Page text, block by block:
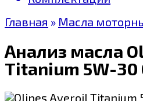
Главная » Масла
Анализ масла
Titanium 5W-30